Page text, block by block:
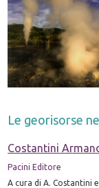
Le georisorse
Costantini
Pacini Editore
A cura di A. Costantini e